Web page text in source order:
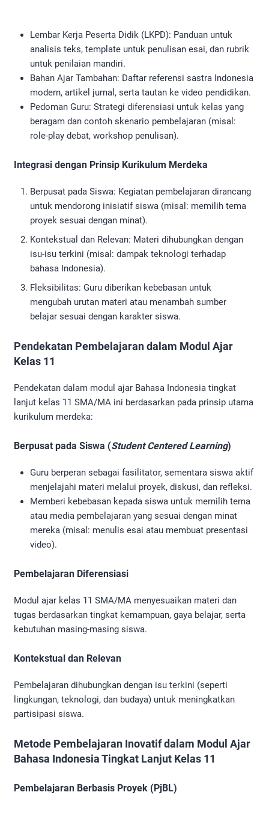
Lembar Kerja Peserta Didik (LKPD): Panduan untuk
analisis teks, template untuk penulisan esai, dan rubrik
untuk penilaian mandiri.
Bahan Ajar Tambahan: Daftar referensi sastra Indonesia
modern, artikel jurnal, serta tautan ke video pendidikan.
Pedoman Guru: Strategi diferensiasi untuk kelas yang
beragam dan contoh skenario pembelajaran (misal:
role-play debat, workshop penulisan).
Integrasi dengan Prinsip Kurikulum Merdeka
Berpusat pada Siswa: Kegiatan pembelajaran dirancang
untuk mendorong inisiatif siswa (misal: memilih tema
proyek sesuai dengan minat).
Kontekstual dan Relevan: Materi dihubungkan dengan
isu-isu terkini (misal: dampak teknologi terhadap
bahasa Indonesia).
Fleksibilitas: Guru diberikan kebebasan untuk
mengubah urutan materi atau menambah sumber
belajar sesuai dengan karakter siswa.
Pendekatan Pembelajaran dalam Modul Ajar
Kelas 11
Pendekatan dalam modul ajar Bahasa Indonesia tingkat
lanjut kelas 11 SMA/MA ini berdasarkan pada prinsip utama
kurikulum merdeka:
Berpusat pada Siswa (Student Centered Learning)
Guru berperan sebagai fasilitator, sementara siswa aktif
menjelajahi materi melalui proyek, diskusi, dan refleksi.
Memberi kebebasan kepada siswa untuk memilih tema
atau media pembelajaran yang sesuai dengan minat
mereka (misal: menulis esai atau membuat presentasi
video).
Pembelajaran Diferensiasi
Modul ajar kelas 11 SMA/MA menyesuaikan materi dan
tugas berdasarkan tingkat kemampuan, gaya belajar, serta
kebutuhan masing-masing siswa.
Kontekstual dan Relevan
Pembelajaran dihubungkan dengan isu terkini (seperti
lingkungan, teknologi, dan budaya) untuk meningkatkan
partisipasi siswa.
Metode Pembelajaran Inovatif dalam Modul Ajar
Bahasa Indonesia Tingkat Lanjut Kelas 11
Pembelajaran Berbasis Proyek (PjBL)